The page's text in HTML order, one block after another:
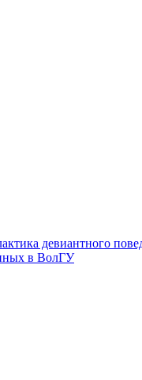
девиантного
в ВолГУ